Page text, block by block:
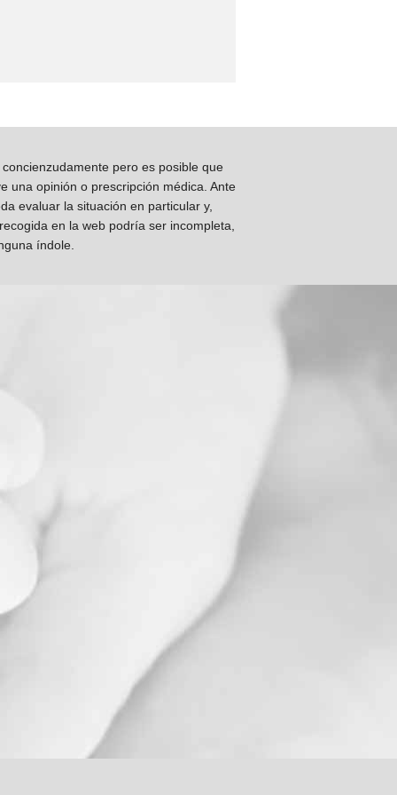
pero es posible que
una opinión o prescripción médica. Ante
evaluar la situación en particular y,
en la web podría ser incompleta,
índole.